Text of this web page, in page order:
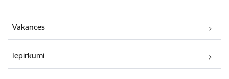
Vakances
Iepirkumi